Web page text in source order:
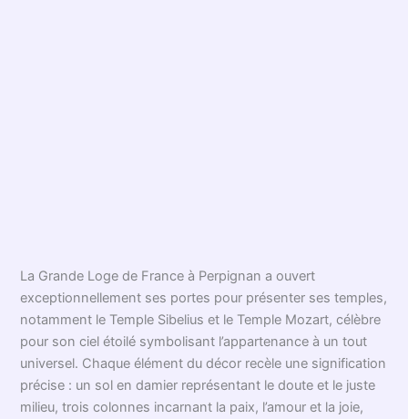
La Grande Loge de France à Perpignan a ouvert
exceptionnellement ses portes pour présenter ses temples,
notamment le Temple Sibelius et le Temple Mozart, célèbre
pour son ciel étoilé symbolisant l’appartenance à un tout
universel. Chaque élément du décor recèle une signification
précise : un sol en damier représentant le doute et le juste
milieu, trois colonnes incarnant la paix, l’amour et la joie,